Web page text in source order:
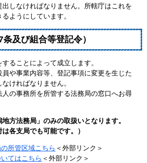
出しなければなりません。所轄庁はこれを
ようにしています。
及び組合等登記令）
ることによって成立します。
員や事業内容等、登記事項に変更を生じた
ければなりません。
の事務所を所管する法務局の窓口へお尋
方法務局」のみの取扱いとなります。
は各支局でも可能です。）
所管区域こちら ＜外部リンク＞
てはこちら ＜外部リンク＞